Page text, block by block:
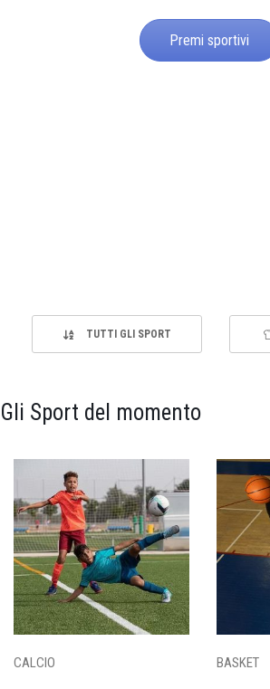
Premi sportivi
TUTTI GLI SPORT
Gli Sport del momento
CALCIO BASKET